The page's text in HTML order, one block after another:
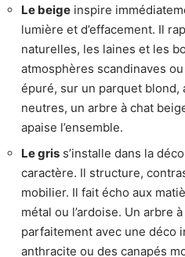
Le beige inspire
lumière et d’effacement. Il
naturelles, les laines et les
atmosphères scandinaves
épuré, sur un parquet blond,
neutres, un arbre à chat
apaise l’ensemble.
Le gris s’installe dans la
caractère. Il structure,
mobilier. Il fait écho aux
métal ou l’ardoise. Un arbre
parfaitement avec une déco
anthracite ou des canapés